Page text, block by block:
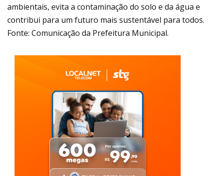
ambientais, evita a contaminação do solo e da água e
contribui para um futuro mais sustentável para todos.
Fonte: Comunicação da Prefeitura Municipal.